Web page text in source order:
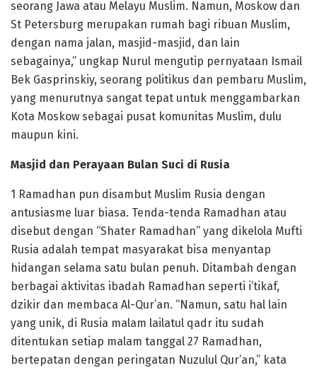
seorang Jawa atau Melayu Muslim. Namun, Moskow dan
St Petersburg merupakan rumah bagi ribuan Muslim,
dengan nama jalan, masjid-masjid, dan lain
sebagainya,” ungkap Nurul mengutip pernyataan Ismail
Bek Gasprinskiy, seorang politikus dan pembaru Muslim,
yang menurutnya sangat tepat untuk menggambarkan
Kota Moskow sebagai pusat komunitas Muslim, dulu
maupun kini.
Masjid dan Perayaan Bulan Suci di Rusia
1 Ramadhan pun disambut Muslim Rusia dengan
antusiasme luar biasa. Tenda-tenda Ramadhan atau
disebut dengan “Shater Ramadhan” yang dikelola Mufti
Rusia adalah tempat masyarakat bisa menyantap
hidangan selama satu bulan penuh. Ditambah dengan
berbagai aktivitas ibadah Ramadhan seperti i’tikaf,
dzikir dan membaca Al-Qur’an. “Namun, satu hal lain
yang unik, di Rusia malam lailatul qadr itu sudah
ditentukan setiap malam tanggal 27 Ramadhan,
bertepatan dengan peringatan Nuzulul Qur’an,” kata